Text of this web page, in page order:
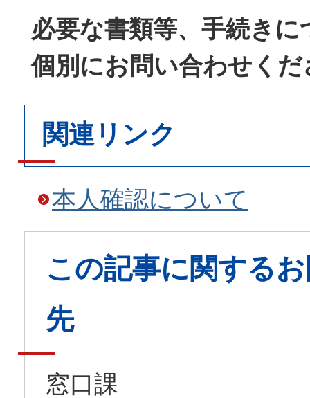
必要な書類等、手続き
個別にお問い合わせくだ
関連リンク
本人確認について
この記事に関する
先
窓口課